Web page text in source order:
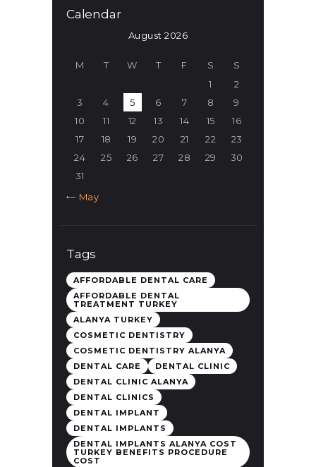
Calendar
August 2026
M T W T F S
S
1
2
3
4 5 6 7 8
9
10
11 12 13 14 15
16
17
18 19 20 21 22
23
24
25 26 27 28 29
30
31
« May
Tags
AFFORDABLE DENTAL CARE
AFFORDABLE DENTAL
TREATMENT TURKEY
ALANYA TURKEY
COSMETIC DENTISTRY
COSMETIC DENTISTRY ALANYA
DENTAL CARE
DENTAL CLINIC
DENTAL CLINIC ALANYA
DENTAL CLINICS
DENTAL IMPLANT
DENTAL IMPLANTS
DENTAL IMPLANTS ALANYA COST
TURKEY BENEFITS PROCEDURE
COST